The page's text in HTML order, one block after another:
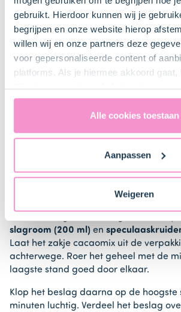
gebruikt. Hierdoor kunnen wij je
begrijpen en onze website hierop
willen wij en onze partners deze
voor gepersonaliseerde content of
platforms. Als je hiermee akkoord gaat,
uitdrukkelijk een eventuele
Verenigde Staten in de zin van artikel
ons
naar technology providers en partners
Staten. Je kunt op elk moment van
Alle cookies toestaan
Aanpassen
Weigeren
1. Voorbereiden
Verwarm de oven voor (elektrisch
140°C). Plaats het rooster onderin de
2. Taartbeslag maken
slagroom (200 ml) en
Laat het zakje cacaomix uit de
achterwege. Roer het geheel met de
laagste stand goed door elkaar.
Klop het beslag daarna op de hoogste
minuten luchtig. Verdeel het beslag